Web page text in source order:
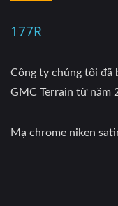
177R
Công ty chúng tôi đã
GMC Terrain từ năm
Mạ chrome niken